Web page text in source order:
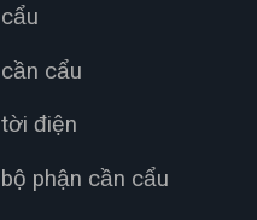
cẩu
cần cẩu
tời điện
bộ phận cần cẩu